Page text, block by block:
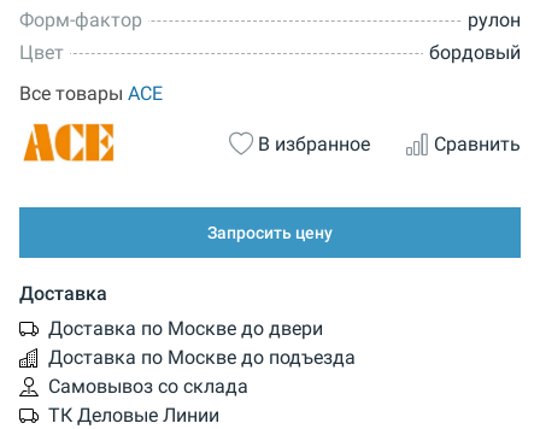
Форм-фактор
рулон
Цвет
бордовый
Все товары ACE
В избранное Сравнить
Запросить цену
Доставка
Доставка по Москве до двери
Доставка по Москве до подъезда
Самовывоз со склада
ТК Деловые Линии